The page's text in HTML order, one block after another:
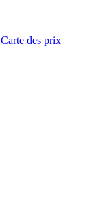
Carte des prix